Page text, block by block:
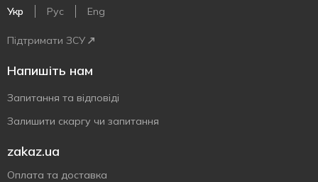
Укр Рус Eng
Підтримати ЗСУ
Напишіть нам
Запитання та відповіді
Залишити скаргу чи запитання
zakaz.ua
Оплата та доставка